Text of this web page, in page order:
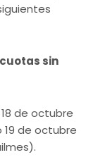
sin
de octubre
de octubre